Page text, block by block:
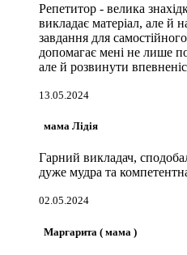
Репетитор - велика
викладає матеріал, але й
завдання для
допомагає мені не лише
але й розвинути
13.05.2024
мама Лідія
Гарний викладач,
дуже мудра та
02.05.2024
Маргарита ( мама )